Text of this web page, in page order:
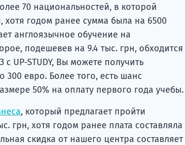
70 национальностей, в которой
хотя годом ранее сумма была на 6500
англоязычное обучение на
подешевев на 9.4 тыс. грн, обходится
с UP-STUDY, Вы можете получить
300 евро. Более того, есть шанс
50% на оплату первого года учебы.
, который предлагает пройти
грн, хотя годом ранее плата составляла
скидка от нашего центра составляет